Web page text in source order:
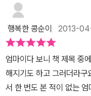
행복한 콩순이 2013-
엄마이다 보니 책 제목 중
해지기도 하고 그러더라
서 한 번도 본 적이 없는